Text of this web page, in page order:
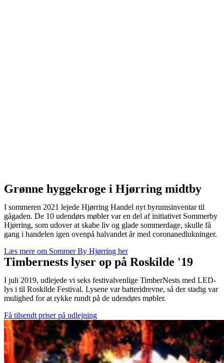
Grønne hyggekroge i Hjørring midtby
I sommeren 2021 lejede Hjørring Handel nyt byrumsinventar til
gågaden. De 10 udendørs møbler var en del af initiativet Sommerby
Hjørring, som udover at skabe liv og glade sommerdage, skulle få
gang i handelen igen ovenpå halvandet år med coronanedlukninger.
Læs mere om Sommer By Hjørring her
Timbernests lyser op på Roskilde '19
I juli 2019, udlejede vi seks festivalvenlige TimberNests med LED-
lys i til Roskilde Festival. Lysene var batteridrevne, så der stadig var
mulighed for at rykke rundt på de udendørs møbler.
Få tilsendt priser på udlejning